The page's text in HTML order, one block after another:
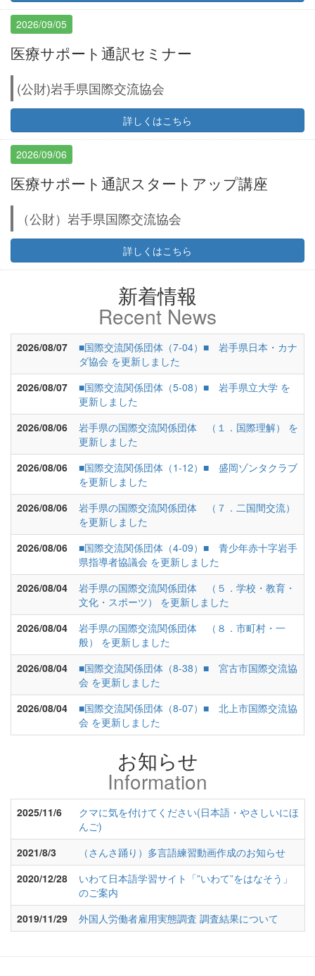
2026/09/05
医療サポート通訳セミナー
(公財)岩手県国際交流協会
詳しくはこちら
2026/09/06
医療サポート通訳スタートアップ講座
（公財）岩手県国際交流協会
詳しくはこちら
新着情報
Recent News
2026/08/07
■国際交流関係団体（7-04）■ 岩手県日本・カナ
ダ協会 を更新しました
2026/08/07
■国際交流関係団体（5-08）■ 岩手県立大学 を
更新しました
2026/08/06
岩手県の国際交流関係団体 （１．国際理解） を
更新しました
2026/08/06
■国際交流関係団体（1-12）■ 盛岡ゾンタクラブ
を更新しました
2026/08/06
岩手県の国際交流関係団体 （７．二国間交流）
を更新しました
2026/08/06
■国際交流関係団体（4-09）■ 青少年赤十字岩手
県指導者協議会 を更新しました
2026/08/04
岩手県の国際交流関係団体 （５．学校・教育・
文化・スポーツ） を更新しました
2026/08/04
岩手県の国際交流関係団体 （８．市町村・一
般） を更新しました
2026/08/04
■国際交流関係団体（8-38）■ 宮古市国際交流協
会 を更新しました
2026/08/04
■国際交流関係団体（8-07）■ 北上市国際交流協
会 を更新しました
お知らせ
Information
2025/11/6
クマに気を付けてください(日本語・やさしいにほ
んご)
2021/8/3
（さんさ踊り）多言語練習動画作成のお知らせ
2020/12/28
いわて日本語学習サイト「”いわて”をはなそう」
のご案内
2019/11/29
外国人労働者雇用実態調査 調査結果について